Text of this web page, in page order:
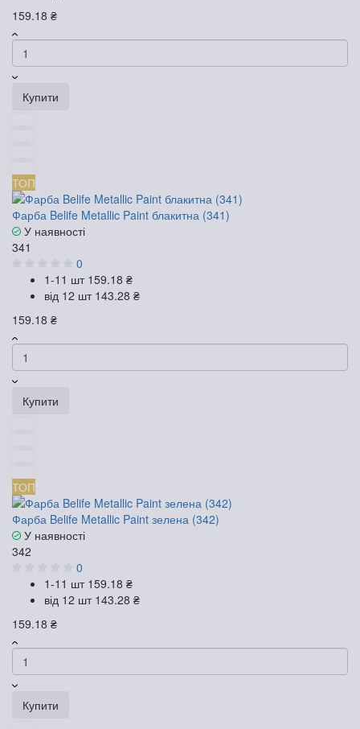
159.18 ₴
Купити
ТОП
Фарба Belife Metallic Paint блакитна (341)
У наявності
341
0
1-11 шт 159.18 ₴
від 12 шт 143.28 ₴
159.18 ₴
Купити
ТОП
Фарба Belife Metallic Paint зелена (342)
У наявності
342
0
1-11 шт 159.18 ₴
від 12 шт 143.28 ₴
159.18 ₴
Купити